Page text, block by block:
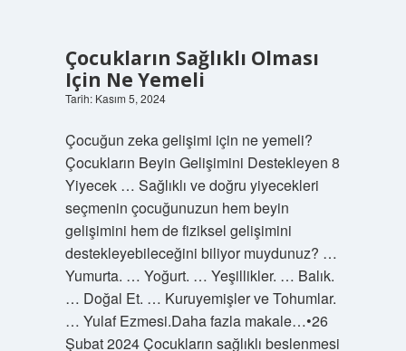
Çocukların Sağlıklı Olması
Için Ne Yemeli
Tarih: Kasım 5, 2024
Çocuğun zeka gelişimi için ne yemeli?
Çocukların Beyin Gelişimini Destekleyen 8
Yiyecek … Sağlıklı ve doğru yiyecekleri
seçmenin çocuğunuzun hem beyin
gelişimini hem de fiziksel gelişimini
destekleyebileceğini biliyor muydunuz? …
Yumurta. … Yoğurt. … Yeşillikler. … Balık.
… Doğal Et. … Kuruyemişler ve Tohumlar.
… Yulaf Ezmesi.Daha fazla makale…•26
Şubat 2024 Çocukların sağlıklı beslenmesi